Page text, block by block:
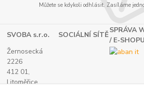
Můžete se kdykoli odhlásit. Zasíláme
SVOBA s.r.o. SOCIÁLNÍ SÍTĚ
SPRÁVA
/ E-SHOPU
Žernosecká
2226
412 01,
Litoměřice